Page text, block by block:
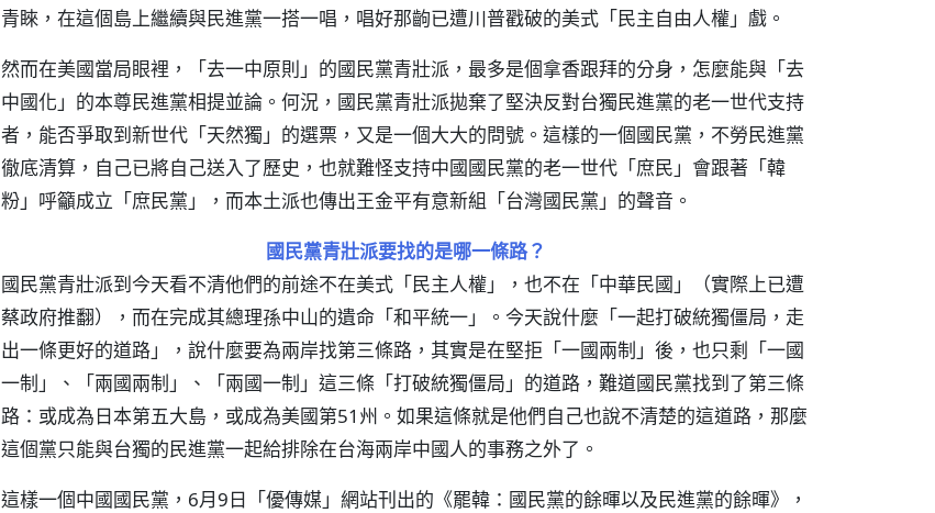
青睞，在這個島上繼續與民進黨一搭一唱，唱好那齣已遭川普戳破的美式「民主自由人權」戲。
然而在美國當局眼裡，「去一中原則」的國民黨青壯派，最多是個拿香跟拜的分身，怎麼能與「去
中國化」的本尊民進黨相提並論。何況，國民黨青壯派拋棄了堅決反對台獨民進黨的老一世代支持
者，能否爭取到新世代「天然獨」的選票，又是一個大大的問號。這樣的一個國民黨，不勞民進黨
徹底清算，自己已將自己送入了歷史，也就難怪支持中國國民黨的老一世代「庶民」會跟著「韓
粉」呼籲成立「庶民黨」，而本土派也傳出王金平有意新組「台灣國民黨」的聲音。
國民黨青壯派要找的是哪一條路？
國民黨青壯派到今天看不清他們的前途不在美式「民主人權」，也不在「中華民國」（實際上已遭
蔡政府推翻），而在完成其總理孫中山的遺命「和平統一」。今天說什麼「一起打破統獨僵局，走
出一條更好的道路」，說什麼要為兩岸找第三條路，其實是在堅拒「一國兩制」後，也只剩「一國
一制」、「兩國兩制」、「兩國一制」這三條「打破統獨僵局」的道路，難道國民黨找到了第三條
路：或成為日本第五大島，或成為美國第51州。如果這條就是他們自己也說不清楚的這道路，那麼
這個黨只能與台獨的民進黨一起給排除在台海兩岸中國人的事務之外了。
這樣一個中國國民黨，6月9日「優傳媒」網站刊出的《罷韓：國民黨的餘暉以及民進黨的餘暉》，